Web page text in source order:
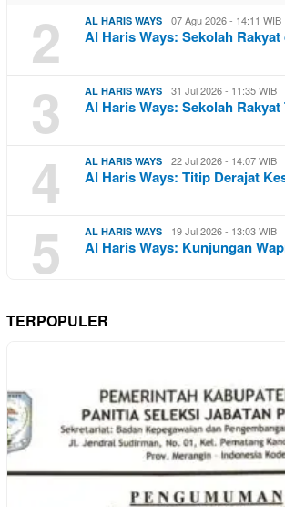
2 AL HARIS WAYS 07 Agu 2026 - 14:11 WIB
Al Haris Ways: Sekolah
3 AL HARIS WAYS 31 Jul 2026 - 11:35 WIB
Al Haris Ways: Sekolah
4 AL HARIS WAYS 22 Jul 2026 - 14:07 WIB
Al Haris Ways: Titip Derajat
5 AL HARIS WAYS 19 Jul 2026 - 13:03 WIB
Al Haris Ways: Kunjungan
TERPOPULER